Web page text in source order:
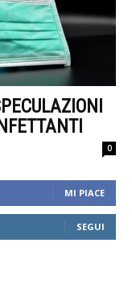
0
MI PIACE
SEGUI